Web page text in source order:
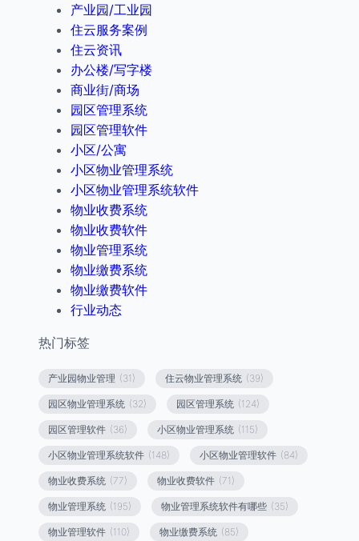
产业园/工业园
住云服务案例
住云资讯
办公楼/写字楼
商业街/商场
园区管理系统
园区管理软件
小区/公寓
小区物业管理系统
小区物业管理系统软件
物业收费系统
物业收费软件
物业管理系统
物业缴费系统
物业缴费软件
行业动态
热门标签
产业园物业管理 (31) 住云物业管理系统 (39)
园区物业管理系统 (32) 园区管理系统 (124)
园区管理软件 (36) 小区物业管理系统 (115)
小区物业管理系统软件 (148) 小区物业管理软件 (84)
物业收费系统 (77) 物业收费软件 (71)
物业管理系统 (195) 物业管理系统软件有哪些 (35)
物业管理软件 (110) 物业缴费系统 (85)